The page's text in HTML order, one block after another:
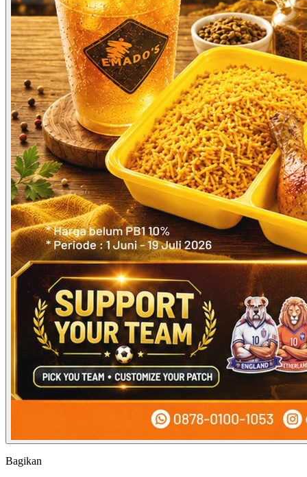
Bagikan